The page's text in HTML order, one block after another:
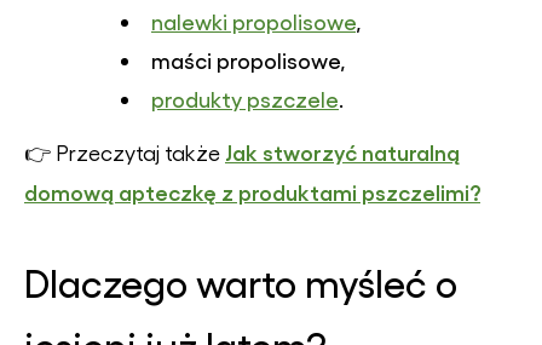
nalewki propolisowe
maści propolisowe,
produkty pszczele
👉 Przeczytaj także Jak stworzyć naturalną
domową apteczkę z produktami pszczelimi?
Dlaczego warto myśleć o